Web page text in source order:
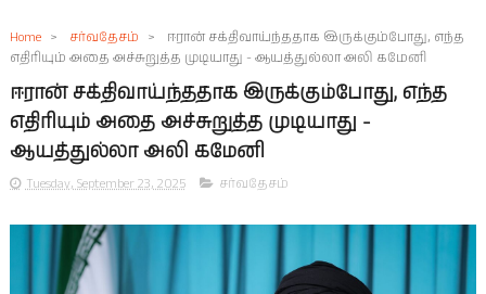
Home > சர்வதேசம் >
ஈரான் சக்திவாய்ந்ததாக இருக்கும்போது, ​​எந்த
எதிரியும் அதை அச்சுறுத்த முடியாது - ஆயத்துல்லா அலி கமேனி
ஈரான் சக்திவாய்ந்ததாக இருக்கும்போது, ​​எந்த
எதிரியும் அதை அச்சுறுத்த முடியாது -
ஆயத்துல்லா அலி கமேனி
Tuesday, September 23, 2025 சர்வதேசம்